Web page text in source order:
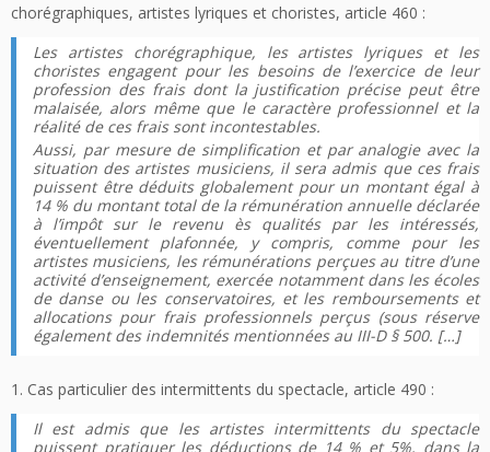
chorégraphiques, artistes lyriques et choristes, article 460 :
Les artistes chorégraphique, les artistes lyriques et les
choristes engagent pour les besoins de l’exercice de leur
profession des frais dont la justification précise peut être
malaisée, alors même que le caractère professionnel et la
réalité de ces frais sont incontestables.
Aussi, par mesure de simplification et par analogie avec la
situation des artistes musiciens, il sera admis que ces frais
puissent être déduits globalement pour un montant égal à
14 % du montant total de la rémunération annuelle déclarée
à l’impôt sur le revenu ès qualités par les intéressés,
éventuellement plafonnée, y compris, comme pour les
artistes musiciens, les rémunérations perçues au titre d’une
activité d’enseignement, exercée notamment dans les écoles
de danse ou les conservatoires, et les remboursements et
allocations pour frais professionnels perçus (sous réserve
également des indemnités mentionnées au III-D § 500. […]
1. Cas particulier des intermittents du spectacle, article 490 :
Il est admis que les artistes intermittents du spectacle
puissent pratiquer les déductions de 14 % et 5%, dans la